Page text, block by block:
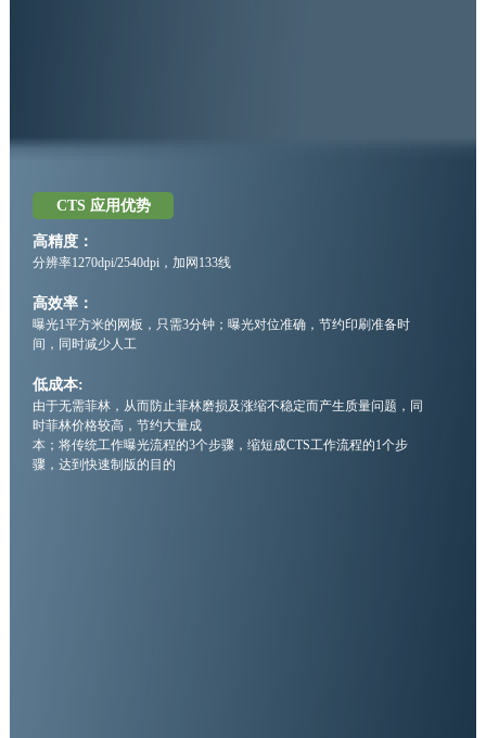
CTS 应用优势
高精度：
分辨率1270dpi/2540dpi，加网133线
高效率：
曝光1平方米的网板，只需3分钟；曝光对位准确，节约印刷准备时
间，同时减少人工
低成本:
由于无需菲林，从而防止菲林磨损及涨缩不稳定而产生质量问题，同
时菲林价格较高，节约大量成
本；将传统工作曝光流程的3个步骤，缩短成CTS工作流程的1个步
骤，达到快速制版的目的